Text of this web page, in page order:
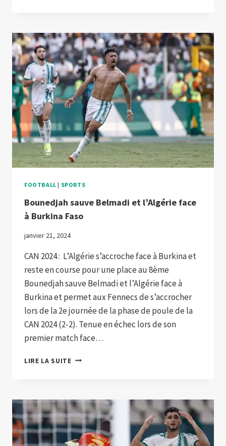
GROSSE
DÉSILLUSION
FACE
À
LA
MAURITANIE
FOOTBALL | SPORTS
Bounedjah sauve Belmadi et l’Algérie face
à Burkina Faso
janvier 21, 2024
CAN 2024 : L’Algérie s’accroche face à Burkina et
reste en course pour une place au 8ème
Bounedjah sauve Belmadi et l’Algérie face à
Burkina et permet aux Fennecs de s’accrocher
lors de la 2e journée de la phase de poule de la
CAN 2024 (2-2). Tenue en échec lors de son
premier match face…
LIRE LA SUITEBOUNEDJAH
L’ALGÉRIE
FACE
À
BURKINA
FASO